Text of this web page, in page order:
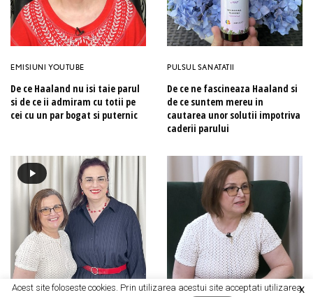
EMISIUNI YOUTUBE
De ce Haaland nu isi taie parul
si de ce ii admiram cu totii pe
cei cu un par bogat si puternic
PULSUL SANATATII
De ce ne fascineaza Haaland si
de ce suntem mereu in
cautarea unor solutii impotriva
caderii parului
Acest site foloseste cookies. Prin utilizarea acestui site acceptati utilizareaX